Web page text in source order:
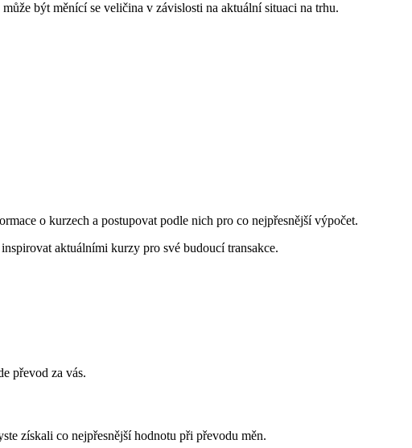
být měnící se veličina v závislosti na aktuální situaci na trhu.
o kurzech a postupovat podle nich pro co nejpřesnější výpočet.
aktuálními kurzy pro své budoucí transakce.
převod za vás.
získali co nejpřesnější hodnotu při převodu měn.